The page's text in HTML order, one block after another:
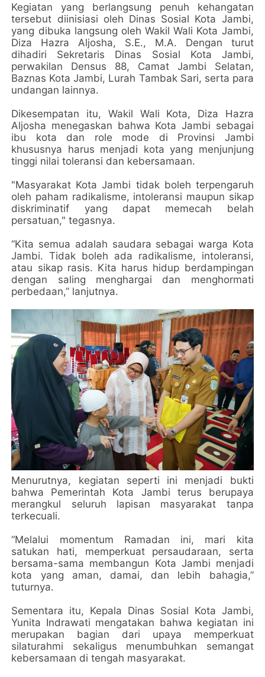
Kegiatan yang berlangsung penuh kehangatan
tersebut diinisiasi oleh Dinas Sosial Kota Jambi,
yang dibuka langsung oleh Wakil Wali Kota Jambi,
Diza Hazra Aljosha, S.E., M.A. Dengan turut
dihadiri Sekretaris Dinas Sosial Kota Jambi,
perwakilan Densus 88, Camat Jambi Selatan,
Baznas Kota Jambi, Lurah Tambak Sari, serta para
undangan lainnya.
Dikesempatan itu, Wakil Wali Kota, Diza Hazra
Aljosha menegaskan bahwa Kota Jambi sebagai
ibu kota dan role mode di Provinsi Jambi
khususnya harus menjadi kota yang menjunjung
tinggi nilai toleransi dan kebersamaan.
"Masyarakat Kota Jambi tidak boleh terpengaruh
oleh paham radikalisme, intoleransi maupun sikap
diskriminatif yang dapat memecah belah
persatuan," tegasnya.
“Kita semua adalah saudara sebagai warga Kota
Jambi. Tidak boleh ada radikalisme, intoleransi,
atau sikap rasis. Kita harus hidup berdampingan
dengan saling menghargai dan menghormati
perbedaan,” lanjutnya.
Menurutnya, kegiatan seperti ini menjadi bukti
bahwa Pemerintah Kota Jambi terus berupaya
merangkul seluruh lapisan masyarakat tanpa
terkecuali.
“Melalui momentum Ramadan ini, mari kita
satukan hati, memperkuat persaudaraan, serta
bersama-sama membangun Kota Jambi menjadi
kota yang aman, damai, dan lebih bahagia,”
tuturnya.
Sementara itu, Kepala Dinas Sosial Kota Jambi,
Yunita Indrawati mengatakan bahwa kegiatan ini
merupakan bagian dari upaya memperkuat
silaturahmi sekaligus menumbuhkan semangat
kebersamaan di tengah masyarakat.